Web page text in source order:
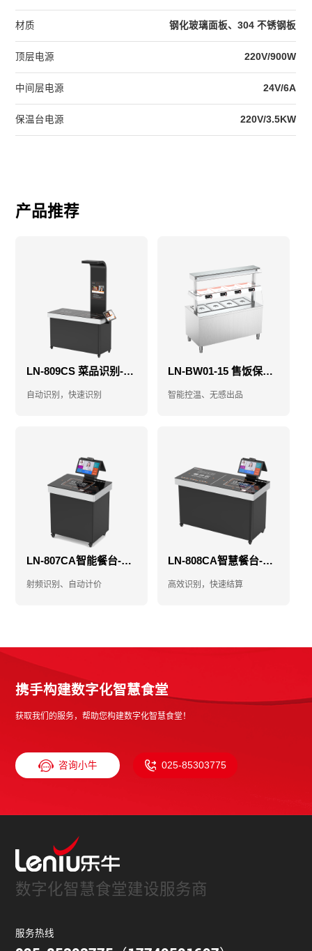
材质 钢化玻璃面板、304 不锈钢板
顶层电源 220V/900W
中间层电源 24V/6A
保温台电源 220V/3.5KW
产品推荐
LN-809CS 菜品识别-菜品识别结算台-视觉结算台
自动识别，快速识别
LN-BW01-15 售饭保温台-智能售饭台-智能保温售饭台
智能控温、无感出品
LN-807CA智能餐台-智能结算台-自助结算台
射频识别、自动计价
LN-808CA智慧餐台-智能结算台-自助结算台
高效识别，快速结算
携手构建数字化智慧食堂
获取我们的服务，帮助您构建数字化智慧食堂！
咨询小牛 025-85303775
数字化智慧食堂建设服务商
服务热线